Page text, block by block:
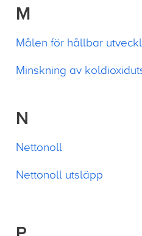
M
Målen för hållbar
Minskning av
N
Nettonoll
Nettonoll utsläpp